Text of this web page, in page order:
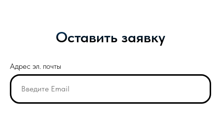
Оставить заявку
Адрес эл. почты